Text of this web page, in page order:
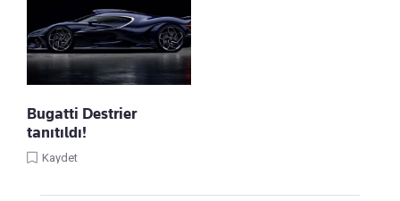
Bugatti Destrier
tanıtıldı!
Kaydet